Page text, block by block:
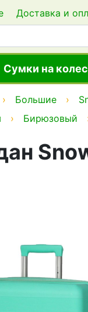
Доставка и
Сумки на
Большие
Бирюзовый